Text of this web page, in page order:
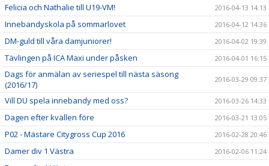
Felicia och Nathalie till U19-VM! 2016-04-13 14:13
Innebandyskola på sommarlovet 2016-04-12 14:36
DM-guld till våra damjuniorer! 2016-04-02 19:39
Tävlingen på ICA Maxi under påsken 2016-04-01 16:15
Dags för anmälan av seriespel till nästa säsong
(2016/17)
2016-03-29 09:37
Vill DU spela innebandy med oss? 2016-03-26 14:33
Dagen efter kvällen före 2016-03-21 13:05
P02 - Mästare Citygross Cup 2016 2016-02-28 20:46
Damer div 1 Västra 2016-02-06 11:24